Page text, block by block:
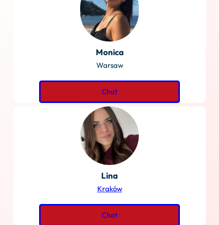
Monica
Warsaw
Chat
Lina
Kraków
Chat